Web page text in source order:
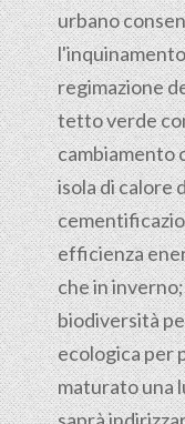
urbano
regimazione
tetto verde
cambiamento
isola di calore
efficienza
che in
biodiversità
ecologica per
maturato una